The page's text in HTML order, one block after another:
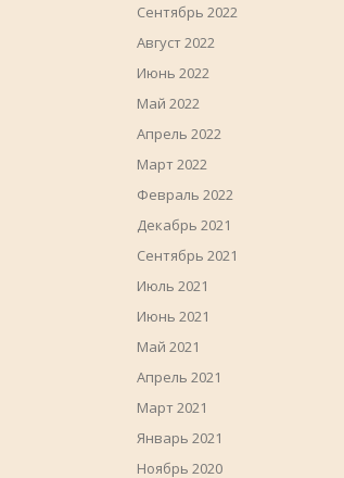
Сентябрь 2022
Август 2022
Июнь 2022
Май 2022
Апрель 2022
Март 2022
Февраль 2022
Декабрь 2021
Сентябрь 2021
Июль 2021
Июнь 2021
Май 2021
Апрель 2021
Март 2021
Январь 2021
Ноябрь 2020